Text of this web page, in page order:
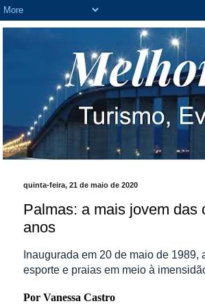
quinta-feira, 21 de maio de 2020
Palmas: a mais jovem das
anos
Inaugurada em 20 de maio de
esporte e praias em meio à
Por Vanessa Castro